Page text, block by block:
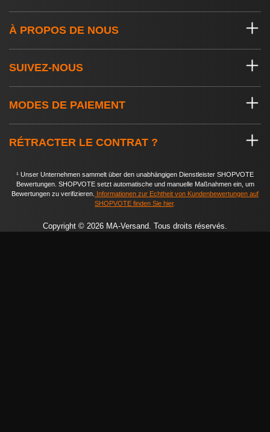
À PROPOS DE NOUS
SUIVEZ-NOUS
MODES DE PAIEMENT
RÉTRACTER LE CONTRAT ?
¹ Unser Unternehmen sammelt über den unabhängigen Dienstleister SHOPVOTE
Bewertungen. SHOPVOTE setzt automatische und manuelle Maßnahmen ein, um
Bewertungen zu verifizieren. Informationen zur Echtheit von Kundenbewertungen auf
SHOPVOTE finden Sie hier.
Copyright © 2026 MA-Versand. Tous droits réservés.